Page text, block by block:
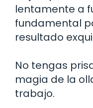
lentamente a
fundamental
resultado
No tengas
magia de la
trabajo.